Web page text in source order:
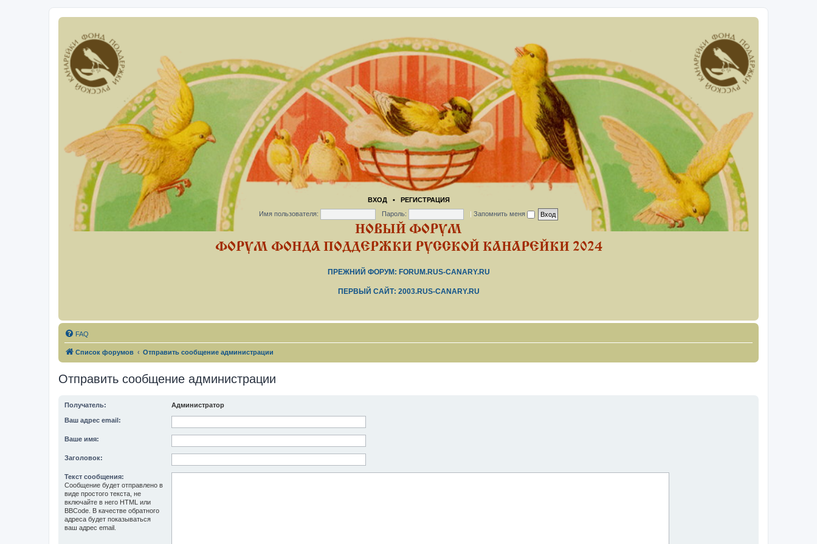
ВХОД• РЕГИСТРАЦИЯ
Имя пользователя:
Пароль: | Запомнить меня
НОВЫЙ ФОРУМ
ФОРУМ ФОНДА ПОДДЕРЖКИ РУССКОЙ КАНАРЕЙКИ 2024
ПРЕЖНИЙ ФОРУМ: FORUM.RUS-CANARY.RU
ПЕРВЫЙ САЙТ: 2003.RUS-CANARY.RU
FAQ
Список форумов Отправить сообщение администрации
Отправить сообщение администрации
Получатель: Администратор
Ваш адрес email:
Ваше имя:
Заголовок:
Текст сообщения:
Сообщение будет отправлено в
виде простого текста, не
включайте в него HTML или
BBCode. В качестве обратного
адреса будет показываться
ваш адрес email.